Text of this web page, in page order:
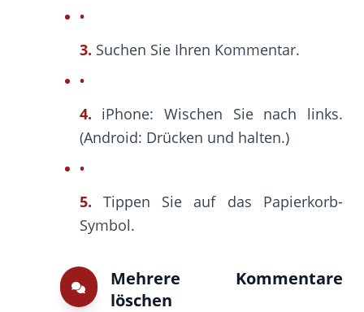
3. Suchen Sie Ihren Kommentar.
4. iPhone: Wischen Sie nach links.
(Android: Drücken und halten.)
5. Tippen Sie auf das Papierkorb-
Symbol.
Mehrere Kommentare
löschen